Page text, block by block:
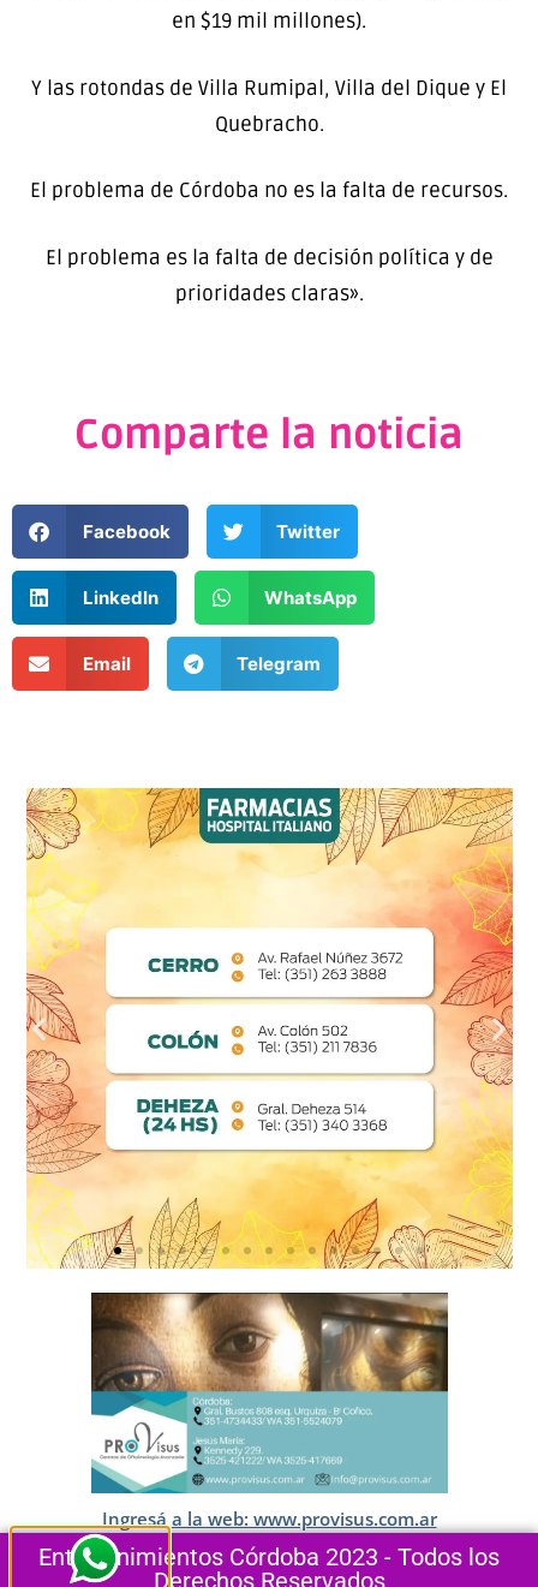
en $19 mil millones).
Y las rotondas de Villa Rumipal, Villa del Dique y El
Quebracho.
El problema de Córdoba no es la falta de recursos.
El problema es la falta de decisión política y de
prioridades claras».
Comparte la noticia
Facebook Twitter
LinkedIn WhatsApp
Email Telegram
Ingresá a la web: www.provisus.com.ar
Entretenimientos Córdoba 2023 - Todos los